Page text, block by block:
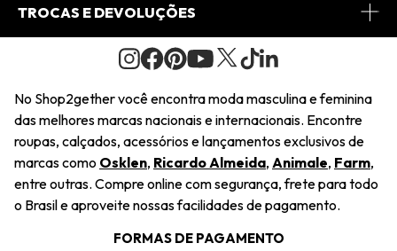
Journal
Saiu na Mídia
Sustentabilidade
Navegando
Regulamento e Promoções
Minha Conta
Pedido de Presente
Wishlist
TROCAS E DEVOLUÇÕES
Condições Gerais
Troca Fácil
Restituição de Pagamento
Dúvidas Frequentes
Termos e Condições
No Shop2gether você encontra moda masculina e feminina
das melhores marcas nacionais e internacionais. Encontre
roupas, calçados, acessórios e lançamentos exclusivos de
marcas como Osklen, Ricardo Almeida, Animale, Farm,
entre outras. Compre online com segurança, frete para todo
o Brasil e aproveite nossas facilidades de pagamento.
FORMAS DE PAGAMENTO